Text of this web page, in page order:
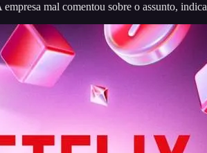
empresa mal comentou sobre o assunto,